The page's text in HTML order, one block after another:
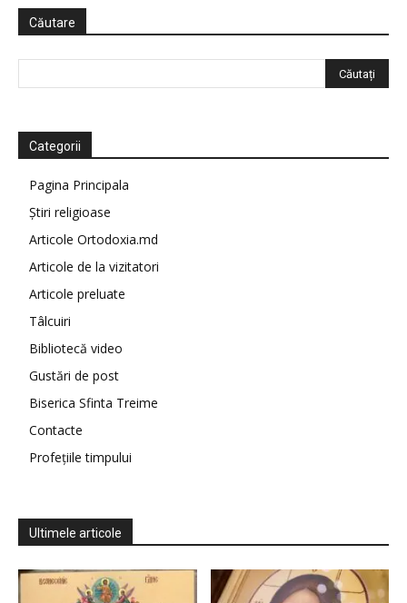
Căutare
Categorii
Pagina Principala
Știri religioase
Articole Ortodoxia.md
Articole de la vizitatori
Articole preluate
Tâlcuiri
Bibliotecă video
Gustări de post
Biserica Sfinta Treime
Contacte
Profețiile timpului
Ultimele articole